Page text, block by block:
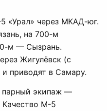
«Урал» через МКАД-юг.
, на 700-м
м — Сызрань.
Жигулёвск (с
приводят в Самару.
парный экипаж —
Качество М-5